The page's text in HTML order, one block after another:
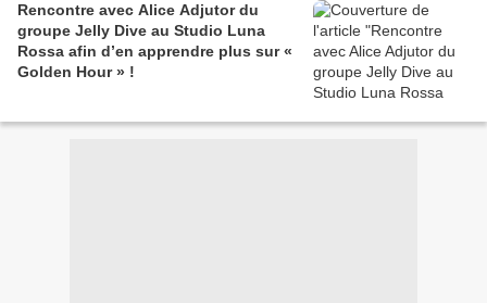
Rencontre avec Alice Adjutor du
groupe Jelly Dive au Studio Luna
Rossa afin d’en apprendre plus sur «
Golden Hour » !